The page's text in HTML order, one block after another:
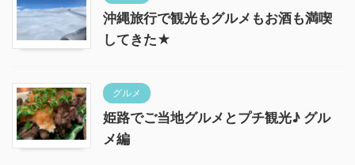
沖縄旅行で観光もグルメもお酒も満喫
してきた★
グルメ
姫路でご当地グルメとプチ観光♪ グル
メ編